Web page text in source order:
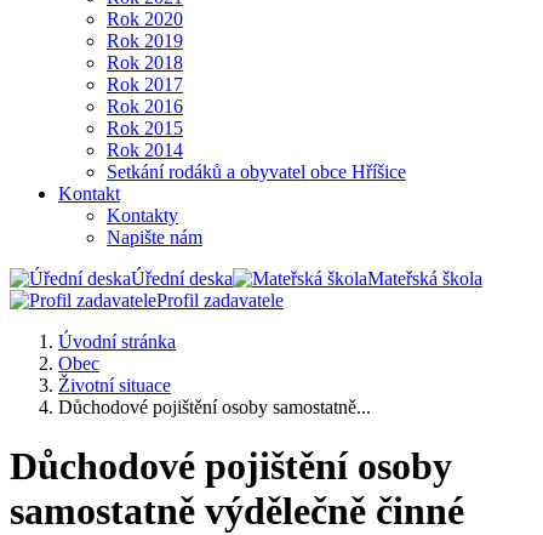
Rok 2020
Rok 2019
Rok 2018
Rok 2017
Rok 2016
Rok 2015
Rok 2014
Setkání rodáků a obyvatel obce Hříšice
Kontakt
Kontakty
Napište nám
Úřední deska
Mateřská škola
Profil zadavatele
Úvodní stránka
Obec
Životní situace
Důchodové pojištění osoby samostatně...
Důchodové pojištění osoby
samostatně výdělečně činné